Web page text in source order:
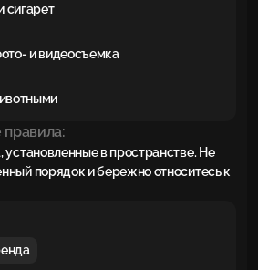
сигарет
и видеосъемка
в пространстве. Не
порядок и бережно относитесь к